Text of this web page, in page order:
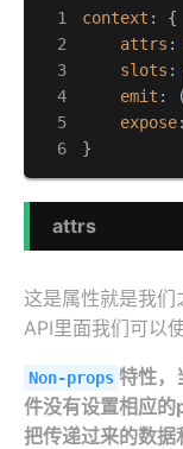
context : {
attrs :
slots :
emit : (
expose
}
attrs
这是属性就是我
API里面我们可以
Non-props 特性，
件没有设置相应
把传递过来的数